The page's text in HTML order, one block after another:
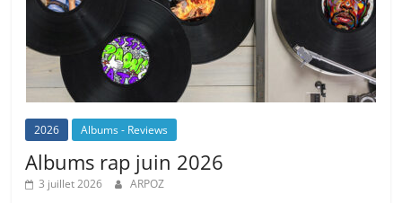
2026 Albums - Reviews
Albums rap juin 2026
3 juillet 2026 ARPOZ